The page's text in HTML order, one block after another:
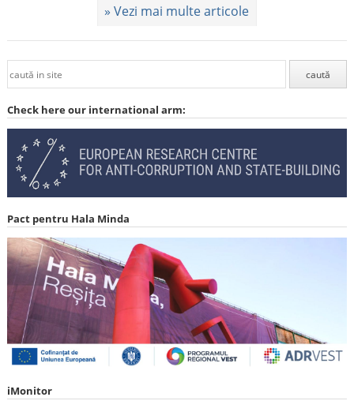
» Vezi mai multe articole
Check here our international arm:
Pact pentru Hala Minda
iMonitor